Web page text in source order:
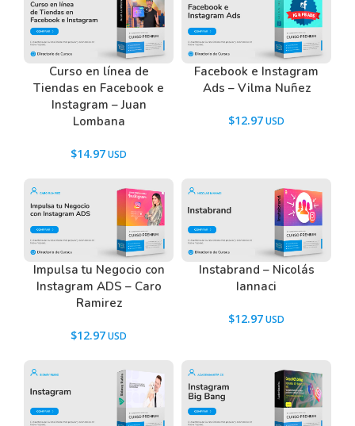
Tenemos un listado de todas las preguntas que
hacen nuestros usuarios antes de comprar y
descargar los recursos WordPress.
Ir a lasPreguntas Frecuentes , o también puedes
contactarnos usando el Chat.
Curso en línea de
Tiendas en Facebook e
Instagram – Juan
Lombana
$14.97
Facebook e Instagram
Ads – Vilma Nuñez
$12.97
Impulsa tu Negocio con
Instagram ADS – Caro
Ramirez
$12.97
Instabrand – Nicolás
Iannaci
$12.97